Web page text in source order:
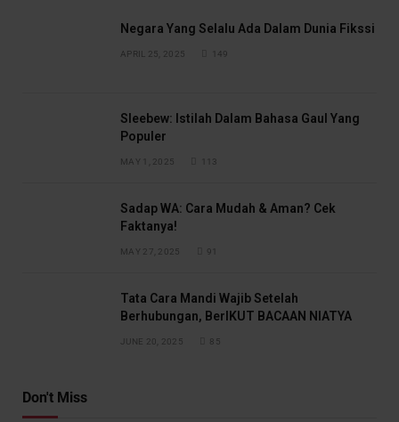
Negara Yang Selalu Ada Dalam Dunia Fikssi
APRIL 25, 2025 149
Sleebew: Istilah Dalam Bahasa Gaul Yang
Populer
MAY 1, 2025 113
Sadap WA: Cara Mudah & Aman? Cek
Faktanya!
MAY 27, 2025 91
Tata Cara Mandi Wajib Setelah
Berhubungan, BerIKUT BACAAN NIATYA
JUNE 20, 2025 85
Don't Miss